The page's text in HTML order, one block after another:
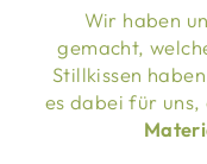
Wir haben
gemacht,
Stillkissen
es dabei für